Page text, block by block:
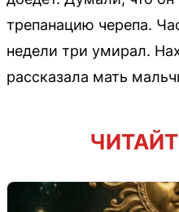
трепанацию черепа.
недели три умирал.
рассказала мать